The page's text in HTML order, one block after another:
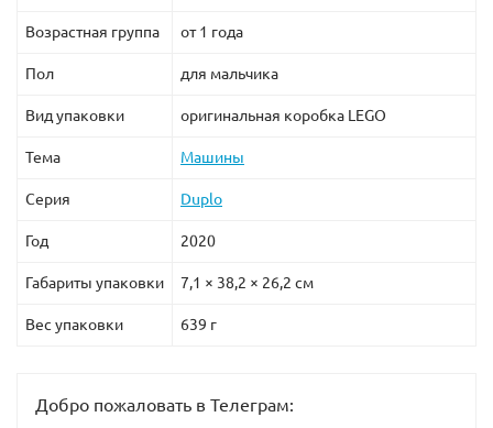
Возрастная группа от 1 года
Пол для мальчика
Вид упаковки оригинальная коробка LEGO
Тема Машины
Серия Duplo
Год 2020
Габариты упаковки 7,1 × 38,2 × 26,2 см
Вес упаковки 639 г
Добро пожаловать в Телеграм: